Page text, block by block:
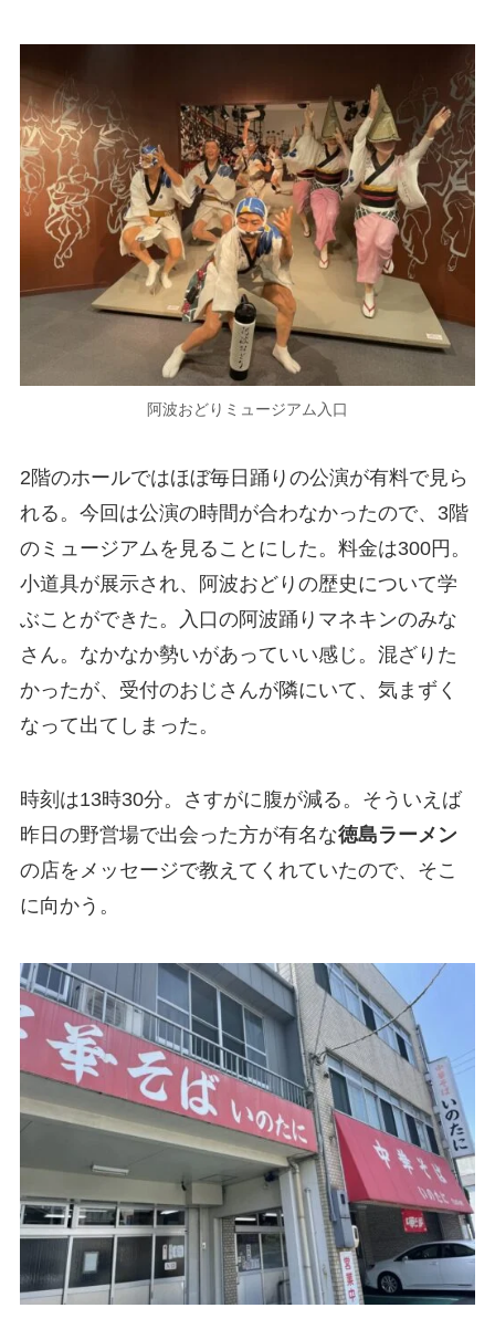
阿波おどりミュージアム入口
2階のホールではほぼ毎日踊りの公演が有料で見ら
れる。今回は公演の時間が合わなかったので、3階
のミュージアムを見ることにした。料金は300円。
小道具が展示され、阿波おどりの歴史について学
ぶことができた。入口の阿波踊りマネキンのみな
さん。なかなか勢いがあっていい感じ。混ざりた
かったが、受付のおじさんが隣にいて、気まずく
なって出てしまった。
時刻は13時30分。さすがに腹が減る。そういえば
昨日の野営場で出会った方が有名な徳島ラーメン
の店をメッセージで教えてくれていたので、そこ
に向かう。